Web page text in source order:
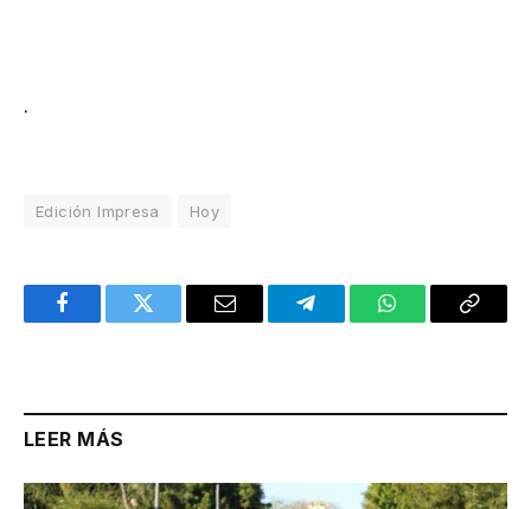
.
Edición Impresa Hoy
FacebookTwitter Email TelegramWhatsAppCopy
LEER MÁS